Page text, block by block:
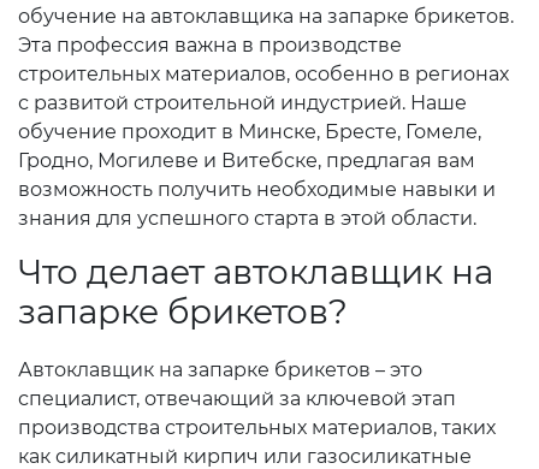
обучение на автоклавщика на запарке брикетов.
Эта профессия важна в производстве
строительных материалов, особенно в регионах
с развитой строительной индустрией. Наше
обучение проходит в Минске, Бресте, Гомеле,
Гродно, Могилеве и Витебске, предлагая вам
возможность получить необходимые навыки и
знания для успешного старта в этой области.
Что делает автоклавщик на
запарке брикетов?
Автоклавщик на запарке брикетов – это
специалист, отвечающий за ключевой этап
производства строительных материалов, таких
как силикатный кирпич или газосиликатные